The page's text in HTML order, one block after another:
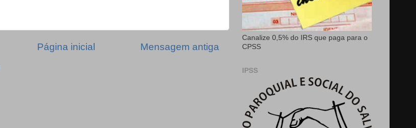
Mensagem antiga
Página inicial
Canalize 0,5% do IRS que paga para o
CPSS
IPSS